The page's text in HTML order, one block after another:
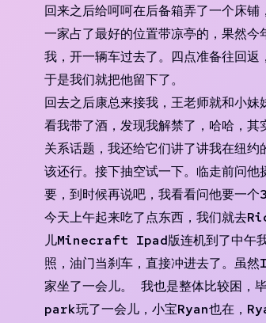
回来之后给呵呵在后备箱弄了一个床
一家占了最好的位置带凉亭的，果然
我，开一辆车过去了。四点准备往回
于是我们就把他留下了。
回去之后康总来接我，王老师就和小
看我带了酒，发现我解禁了，哈哈，
关系话题，我还给它们讲了讲我在纽
该还行。接下抽空试一下。临走前问
要，到时候再说吧，我看看问他要一个
今天上午起来吃了点东西，我们就去
儿Minecraft Ipad版连机到了中午我
照，油门当刹车，直接冲进去了。虽
家坐了一会儿。 我也是整体比较困，
park玩了一会儿，小宝Ryan也在，